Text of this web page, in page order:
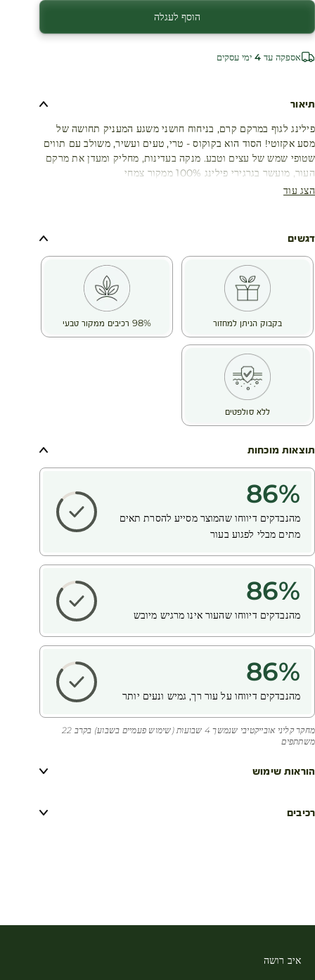
עגלת קניות
הוסף לעגלה
אספקה עד 4 ימי עסקים
תיאור
פילינג לגוף במרקם קרם, בניחוח חושני משגע המעניק תחושה של
מסע אקזוטי! הסוד הוא בקוקוס - טרי, טעים ועשיר, משולב עם תווים
שטופי שמש של עצים וטבע. מנקה בעדינות, מחליק ומעדן את מרקם
העור, מועשר בגרגירי פילינג 100% ממקור צמחי
הצג עוד
דגשים
בקבוק הניתן למחזור 98% רכיבים ממקור טבעי
ללא סולפטים
תוצאות מוכחות
86%
מהנבדקים דיווחו שהמוצר מסייע להסרת תאים
מתים מבלי לפגוע בעור
86%
מהנבדקים דיווחו שהעור אינו מרגיש מיובש
86%
מהנבדקים דיווחו על עור רך, גמיש ונעים יותר
מחקר קליני אובייקטיבי שנמשך 4 שבועות (שימוש פעמיים בשבוע) בקרב 22
משתתפים
הוראות שימוש
רכיבים
איב רושה